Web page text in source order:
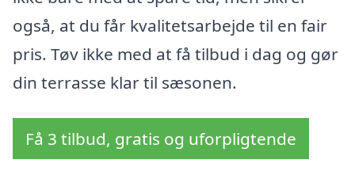
også, at du får kvalitetsarbejde til en fair
pris. Tøv ikke med at få tilbud i dag og gør
din terrasse klar til sæsonen.
Få 3 tilbud, gratis og uforpligtende